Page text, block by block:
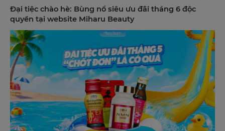
Đại tiệc chào hè: Bùng nổ siêu ưu đãi tháng 6 độc
quyền tại website Miharu Beauty